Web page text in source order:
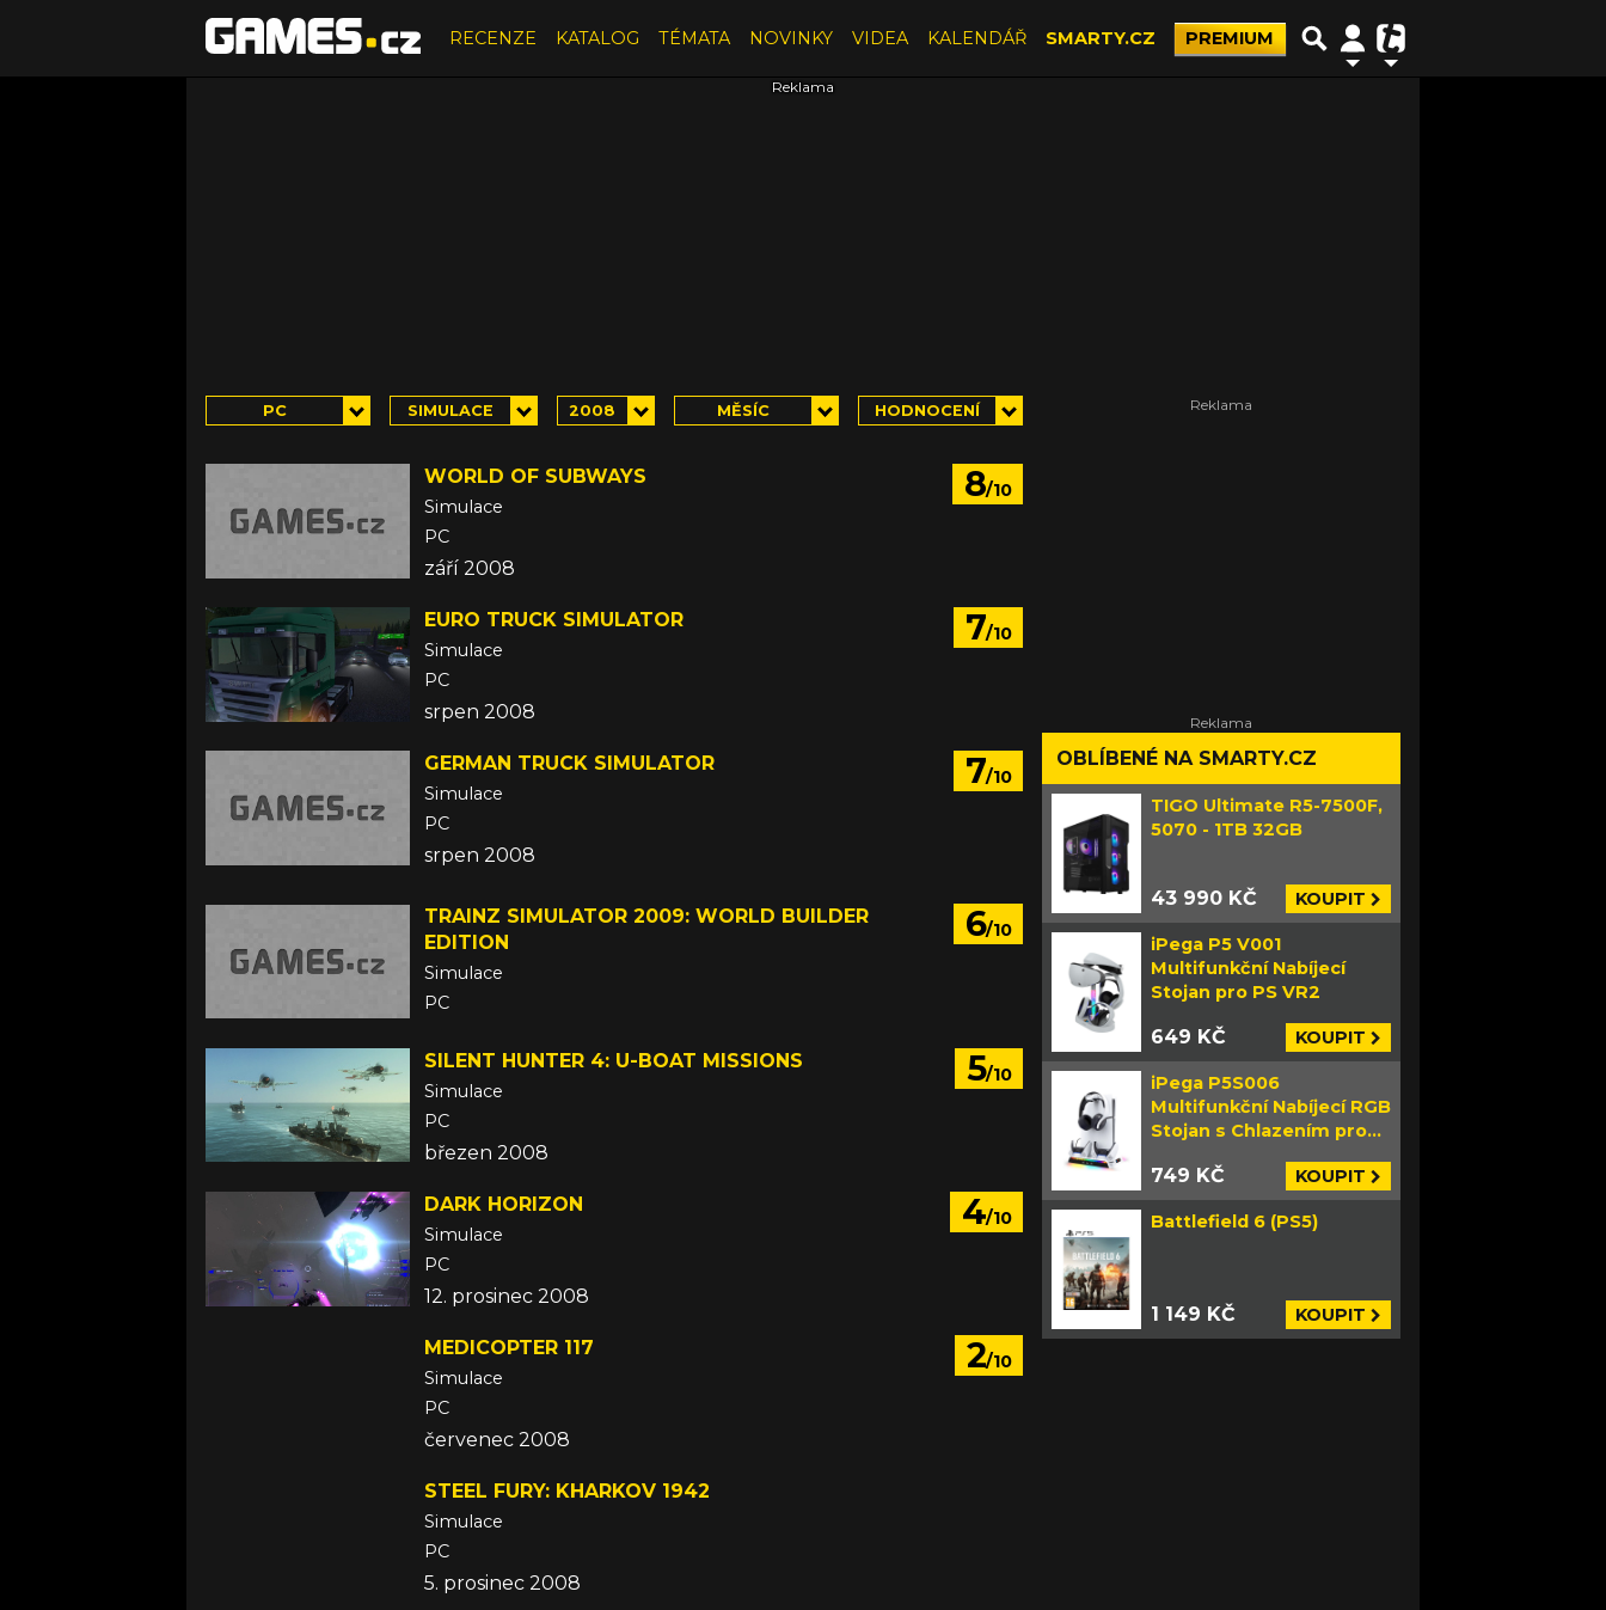
RECENZE KATALOG TÉMATA NOVINKY VIDEA KALENDÁŘ SMARTY.CZ PREMIUM
PC SIMULACE 2008 MĚSÍC HODNOCENÍ
8/10
WORLD OF SUBWAYS
Simulace
PC
září 2008
7/10
EURO TRUCK SIMULATOR
Simulace
PC
srpen 2008
7/10
GERMAN TRUCK SIMULATOR
Simulace
PC
srpen 2008
6/10
TRAINZ SIMULATOR 2009: WORLD BUILDER
EDITION
Simulace
PC
5/10
SILENT HUNTER 4: U-BOAT MISSIONS
Simulace
PC
březen 2008
4/10
DARK HORIZON
Simulace
PC
12. prosinec 2008
2/10
MEDICOPTER 117
Simulace
PC
červenec 2008
STEEL FURY: KHARKOV 1942
Simulace
PC
5. prosinec 2008
OBLÍBENÉ NA SMARTY.CZ
TIGO Ultimate R5-7500F,
5070 - 1TB 32GB
43 990 KČ KOUPIT
iPega P5 V001
Multifunkční Nabíjecí
Stojan pro PS VR2
649 KČ KOUPIT
iPega P5S006
Multifunkční Nabíjecí RGB
Stojan s Chlazením pro
749 KČ KOUPIT
Battlefield 6 (PS5)
1 149 KČ KOUPIT